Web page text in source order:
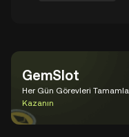
GemSlot
Her Gün Görevleri
Kazanın